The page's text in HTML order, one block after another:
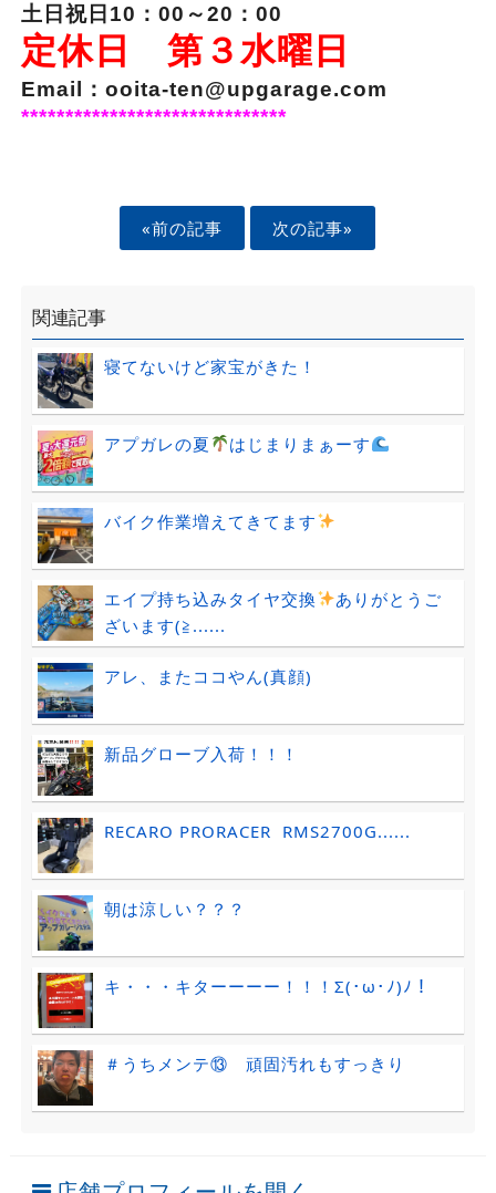
土日祝日10：00～20：00
定休日 第３水曜日
Email：ooita-ten@upgarage.com
******************************
«前の記事 次の記事»
関連記事
寝てないけど家宝がきた！
アプガレの夏 はじまりまぁーす
バイク作業増えてきてます
エイプ持ち込みタイヤ交換
ありがとうご
ざいます(≧......
アレ、またココやん(真顔)
新品グローブ入荷！！！
RECARO PRORACER RMS2700G......
朝は涼しい？？？
キ・・・キターーーー！！！Σ(･ω･ﾉ)ﾉ！
＃うちメンテ⑬ 頑固汚れもすっきり